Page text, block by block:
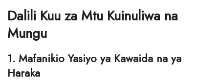
Dalili Kuu za Mtu Kuinuliwa na
Mungu
1. Mafanikio Yasiyo ya Kawaida na ya
Haraka